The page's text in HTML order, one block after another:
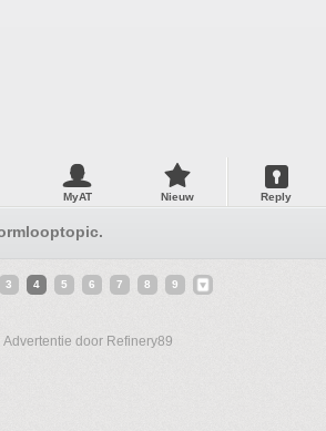
MyAT Nieuw Reply
3 4 5 6 7 8 9
door Refinery89